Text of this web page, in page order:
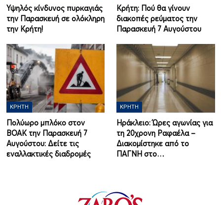
Υψηλός κίνδυνος πυρκαγιάς
την Παρασκευή σε ολόκληρη
την Κρήτη!
Κρήτη: Πού θα γίνουν
διακοπές ρεύματος την
Παρασκευή 7 Αυγούστου
ΚΡΉΤΗ
Πολύωρο μπλόκο στον
ΒΟΑΚ την Παρασκευή 7
Αυγούστου: Δείτε τις
εναλλακτικές διαδρομές
ΚΡΉΤΗ
Ηράκλειο: Ώρες αγωνίας για
τη 20χρονη Ραφαέλα –
Διακομίστηκε από το
ΠΑΓΝΗ στο…